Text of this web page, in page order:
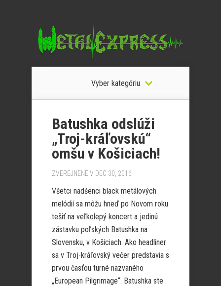
Vyber kategóriu
Batushka odslúži
„Troj-kráľovskú“
omšu v Košiciach!
ZVEREJNENÉ V DEC 30, 2016
Všetci nadšenci black metálových
melódií sa môžu hneď po Novom roku
tešiť na veľkolepý koncert a jedinú
zástavku poľských Batushka na
Slovensku, v Košiciach. Ako headliner
sa v Troj-kráľovský večer predstavia s
prvou časťou turné nazvaného
„European Pilgrimage“. Batushka ste